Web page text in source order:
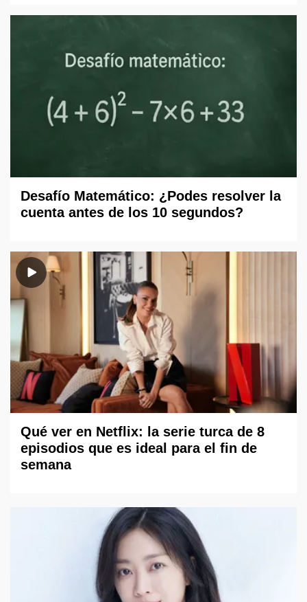
Desafío Matemático: ¿Podes resolver la
cuenta antes de los 10 segundos?
Qué ver en Netflix: la serie turca de 8
episodios que es ideal para el fin de
semana